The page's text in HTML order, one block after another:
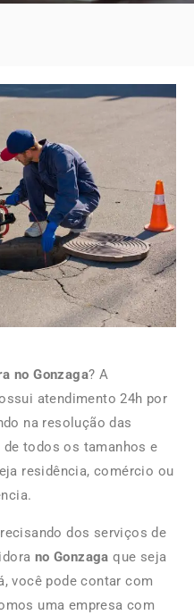
no Gonzaga? A
atendimento 24h por
na resolução das
todos os tamanhos e
residência, comércio ou
dos serviços de
no Gonzagaque seja
você pode contar com
uma empresa com